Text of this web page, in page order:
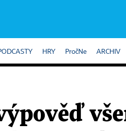
HRY PročNe ARCHIV